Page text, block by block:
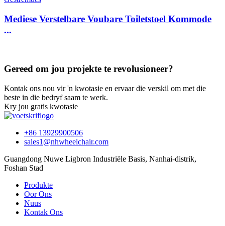
Mediese Verstelbare Voubare Toiletstoel Kommode
...
Gereed om jou projekte te revolusioneer?
Kontak ons ​​nou vir 'n kwotasie en ervaar die verskil om met die
beste in die bedryf saam te werk.
Kry jou gratis kwotasie
+86 13929900506
sales1@nhwheelchair.com
Guangdong Nuwe Ligbron Industriële Basis, Nanhai-distrik,
Foshan Stad
Produkte
Oor Ons
Nuus
Kontak Ons